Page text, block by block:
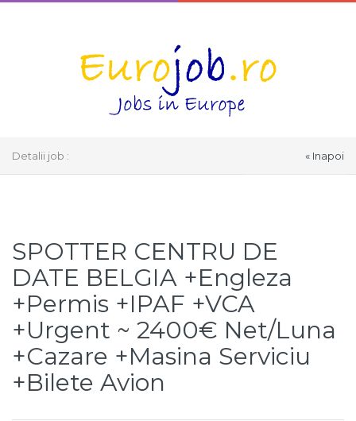
Detalii job : « Inapoi
SPOTTER CENTRU DE
DATE BELGIA +Engleza
+Permis +IPAF +VCA
+Urgent ~ 2400€ Net/Luna
+Cazare +Masina Serviciu
+Bilete Avion